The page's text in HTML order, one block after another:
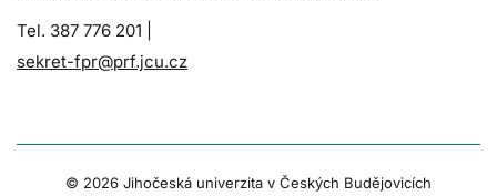
Tel. 387 776 201 |
sekret-fpr@prf.jcu.cz
© 2026 Jihočeská univerzita v Českých Budějovicích